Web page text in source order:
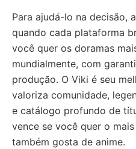
Para ajudá-lo na decisão,
quando cada plataforma
você quer os doramas
mundialmente, com
produção. O Viki é seu
valoriza comunidade,
e catálogo profundo de
vence se você quer o
também gosta de anime.